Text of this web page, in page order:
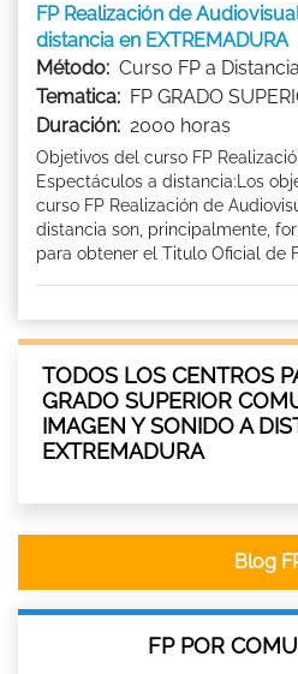
FP Realización de
distancia en EXTREMADURA
Método: Curso FP a Distancia
Tematica: FP GRADO
Duración: 2000 horas
Objetivos del curso FP
Espectáculos a distancia:Los
curso FP Realización de
distancia son, principalmente,
para obtener el Titulo Oficial de
TODOS LOS CENTROS
GRADO SUPERIOR
IMAGEN Y SONIDO A
EXTREMADURA
Blog
FP POR